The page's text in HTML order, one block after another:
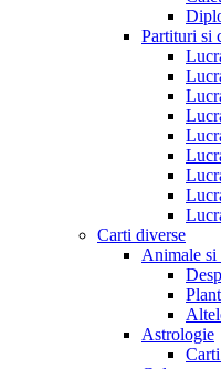
Partituri si
Carti diverse
Animale si
Astrologie